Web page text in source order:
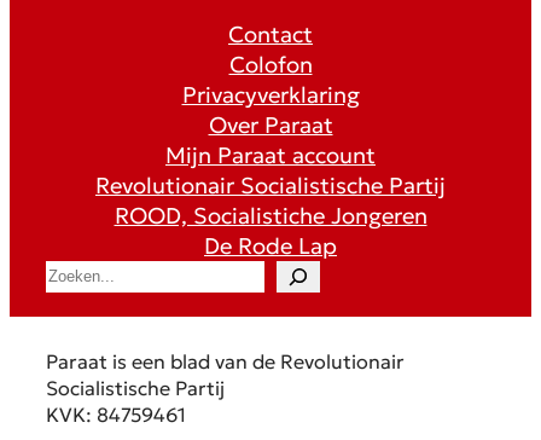
Contact
Colofon
Privacyverklaring
Over Paraat
Mijn Paraat account
Revolutionair Socialistische Partij
ROOD, Socialistiche Jongeren
De Rode Lap
S
e
r
c
h
Paraat is een blad van de Revolutionair
Socialistische Partij
KVK: 84759461